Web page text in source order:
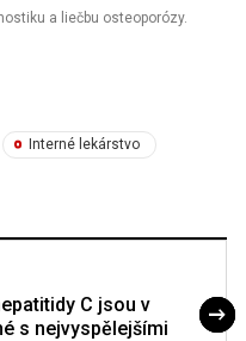
a liečbu osteoporózy.
Interné lekárstvo
C jsou v
s nejvyspělejšími